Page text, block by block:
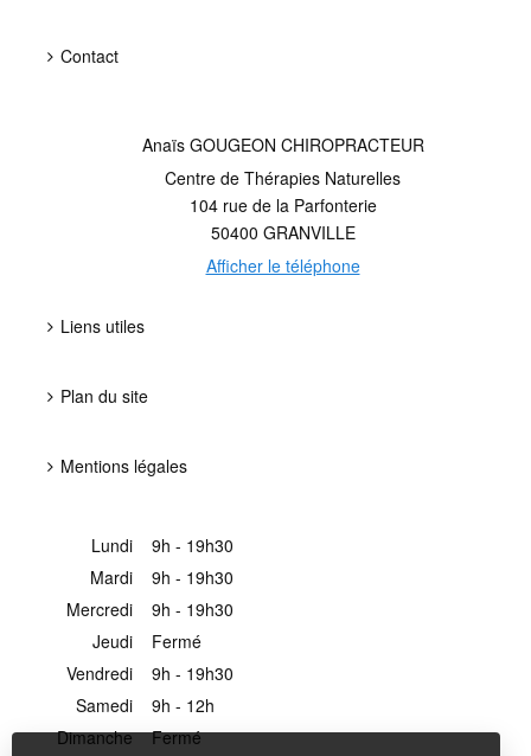
Contact
Anaïs GOUGEON CHIROPRACTEUR
Centre de Thérapies Naturelles
104 rue de la Parfonterie
50400 GRANVILLE
Afficher le téléphone
Liens utiles
Plan du site
Mentions légales
Lundi
9h - 19h30
Mardi
9h - 19h30
Mercredi
9h - 19h30
Jeudi
Fermé
Vendredi
9h - 19h30
Samedi
9h - 12h
Dimanche
Fermé